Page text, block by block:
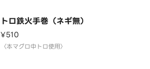
トロ鉄火手巻（ネギ無）
¥510
〈本マグロ中トロ使用〉